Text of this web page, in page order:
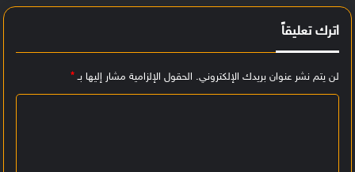
اترك تعليقاً
لن يتم نشر عنوان بريدك الإلكتروني. الحقول الإلزامية مشار إليها بـ*